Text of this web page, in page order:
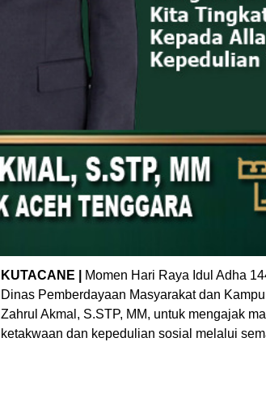
KUTACANE |
Momen Hari Raya Idul Adha
Dinas Pemberdayaan Masyarakat dan
Zahrul Akmal, S.STP, MM, untuk mengajak
ketakwaan dan kepedulian sosial melalui